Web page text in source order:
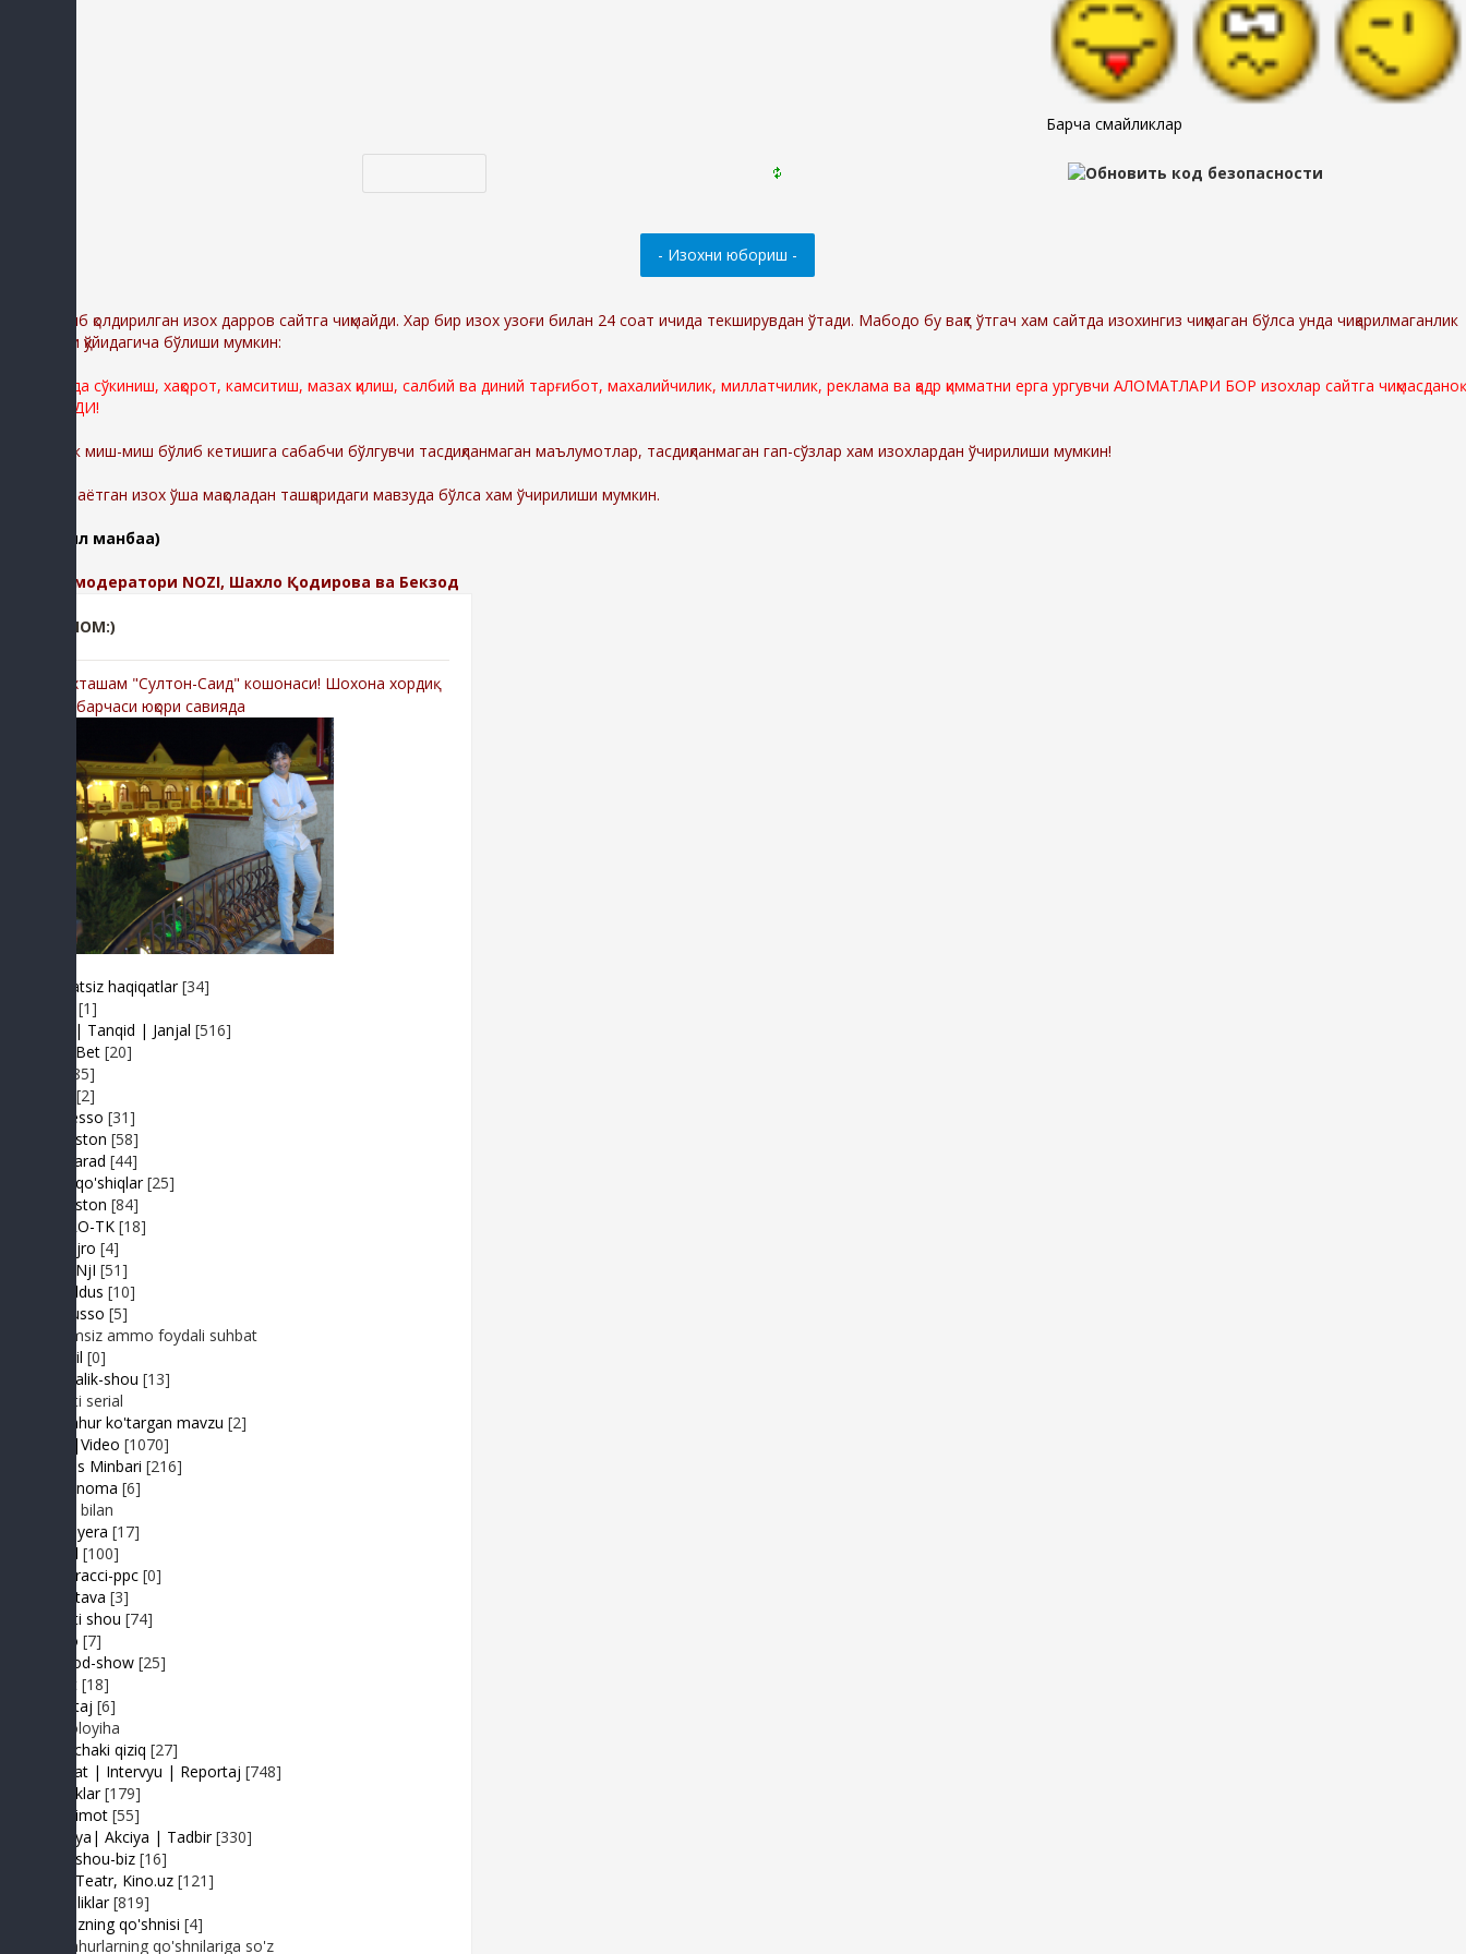
Барча смайликлар
Ёзиб қолдирилган изох дарров сайтга чиқмайди. Хар бир изох узоғи билан 24 соат ичида текширувдан ўтади. Мабодо бу вақт ўтгач хам сайтда изохингиз чиқмаган бўлса унда чиқарилмаганлик
сабаблари қўйидагича бўлиши мумкин:
Сайтимизда сўкиниш, хақорот, камситиш, мазах қилиш, салбий ва диний тарғибот, махалийчилик, миллатчилик, реклама ва қадр қимматни ерга ургувчи АЛОМАТЛАРИ БОР изохлар сайтга чиқмасданоқ
ЎЧИРИЛАДИ!
Шунингдек миш-миш бўлиб кетишига сабабчи бўлгувчи тасдиқланмаган маълумотлар, тасдиқланмаган гап-сўзлар хам изохлардан ўчирилиши мумкин!
-Қолдирилаётган изох ўша мақоладан ташқаридаги мавзуда бўлса хам ўчирилиши мумкин.
(батафсил манбаа)
Изохлар модератори NOZI, Шахло Қодирова ва Бекзод
РЕКЛОМ:)
-Мухташам "Султон-Саид" кошонаси! Шохона хордиқ
учун барчаси юқори савияда
Adolatsiz haqiqatlar [34]
[1]
Baxs| Tanqid | Janjal [516]
BeshBet [20]
[85]
[2]
Expresso [31]
FIKRiston [58]
Hit-Parad [44]
Ijara qo'shiqlar [25]
IJODiston [84]
IMPRO-TK [18]
Jonli ijro [4]
JuMaNjI [51]
JurYuldus [10]
Kaktusso [5]
Yoqimsiz ammo foydali suhbat
Kongil [0]
Kundalik-shou [13]
Realiti serial
Mashhur ko'targan mavzu [2]
MP3|Video [1070]
Muhlis Minbari [216]
Ovoznoma [6]
Luiza bilan
Premyera [17]
Prikol [100]
Paparacci-ppc [0]
Podstava [3]
Realiti shou [74]
Retro [7]
Sayyod-show [25]
Sport [18]
Shantaj [6]
Videoloyiha
Shunchaki qiziq [27]
Suhbat | Intervyu | Reportaj [748]
Tabriklar [179]
Taqdimot [55]
Hayriya| Akciya | Tadbir [330]
Turk shou-biz [16]
TV | Teatr, Kino.uz [121]
Yangiliklar [819]
Yulduzning qo'shnisi [4]
Mashhurlarning qo'shnilariga so'z